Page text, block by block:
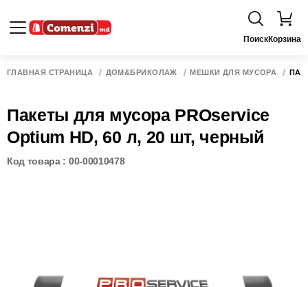
ПоискКорзина
ГЛАВНАЯ СТРАНИЦА ДОМ&БРИКОЛАЖ МЕШКИ ДЛЯ МУСОРА
Пакеты для мусора PROservice
Optium HD, 60 л, 20 шт, черный
Код товара : 00-00010478